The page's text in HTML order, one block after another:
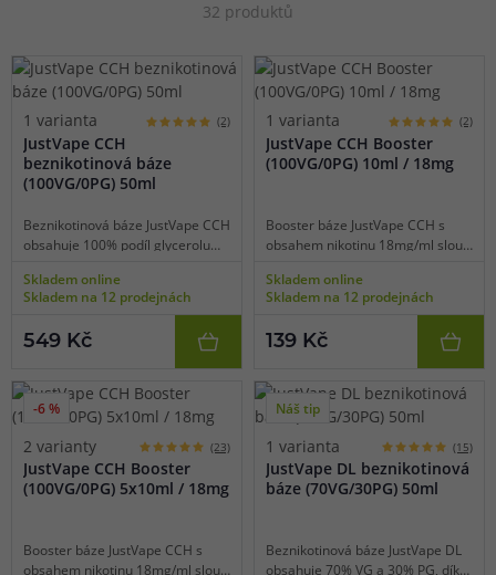
32 produktů
1 varianta (2)
JustVape CCH
beznikotinová báze
(100VG/0PG) 50ml
Beznikotinová báze JustVape CCH
obsahuje 100% podíl glycerolu
nízkoodporové e-cigarety
používané pro extrémní tvorbu
Bázi lze smíchat s libovolnou
či salt boostery.
Skladem online
Skladem na 12 prodejnách
549 Kč
1 varianta (2)
JustVape CCH Booster
(100VG/0PG) 10ml / 18mg
Booster báze JustVape CCH s
obsahem nikotinu 18mg/ml slouží
báze k namíchání přesné
požadované koncentrace. Báze
(VG), díky tomu je vhodná pro
používané pro extrémní tvorbu
páry a získání té nejlepší chuti.
Skladem online
Skladem na 12 prodejnách
139 Kč
-6 %
2 varianty (23)
JustVape CCH Booster
(100VG/0PG) 5x10ml / 18mg
Booster báze JustVape CCH s
obsahem nikotinu 18mg/ml slouží
Náš tip
1 varianta (15)
JustVape DL beznikotinová
báze (70VG/30PG) 50ml
Beznikotinová báze JustVape DL
obsahuje 70% VG a 30% PG, díky